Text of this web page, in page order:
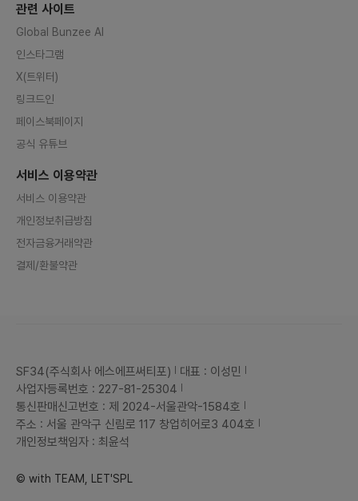
관련 사이트
Global Bunzee AI
인스타그램
X(트위터)
링크드인
페이스북페이지
공식 유튜브
서비스 이용약관
서비스 이용약관
개인정보취급방침
전자금융거래약관
결제/환불약관
SF34(주식회사 에스에프써티포)
대표 : 이성민
사업자등록번호 : 227-81-25304
통신판매신고번호 : 제 2024-서울관악-1584호
주소 : 서울 관악구 신림로 117 창업히어로3 404호
개인정보책임자 : 최윤석
© with TEAM, LET'SPL